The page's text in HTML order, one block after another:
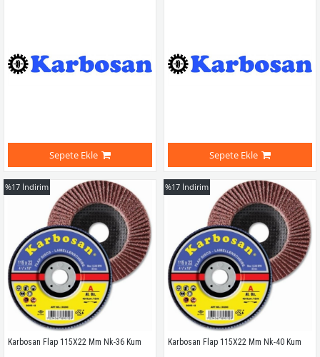
Sepete Ekle Sepete Ekle
Karbosan Flap 115X22 Mm Nk-36 Kum
%17 İndirim
Karbosan Flap 115X22 Mm Nk-40 Kum
%17 İndirim